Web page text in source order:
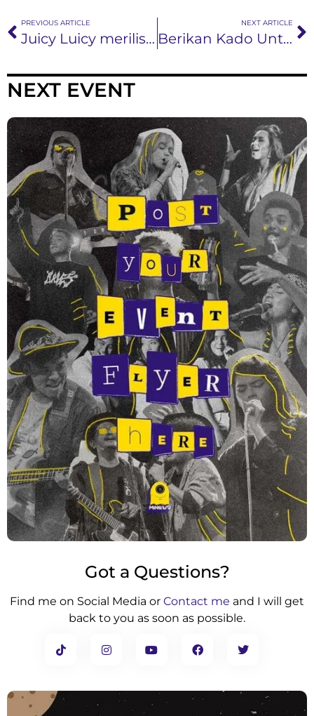
PREVIOUS ARTICLE
Juicy Luicy merilis HAHAHA, single terbaru yang mewakili tawauntuk menutupi kesedihan orang yang menjadi pilihan kedua
NEXT ARTICLE
Berikan Kado Untuk Sang Istri, Ello Merilis Single “Janji Sumpah”
NEXT EVENT
Got a Questions?
Find me on Social Media or Contact me and I will get
back to you as soon as possible.